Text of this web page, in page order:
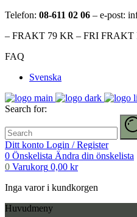
Telefon: 08-611 02 06 – e-post:
– FRAKT 79 KR – FRI FRAKT
FAQ
Svenska
Search for:
Ditt konto Login / Register
0 Önskelista Ändra din önskelista
0 Varukorg 0,00 kr
Inga varor i kundkorgen
Huvudmeny